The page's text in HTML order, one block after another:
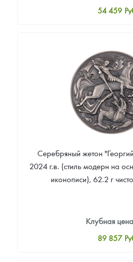
54 459
Цена
Серебряный жетон
2024 г.в. (стиль модерн на
иконописи), 62.2 г
Клубная цена
89 857